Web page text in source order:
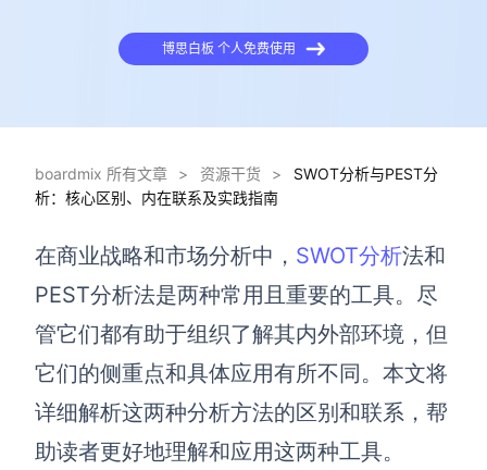
博思白板SDK
博思白板离线版
博思设计
一体化产品设计工具
博思AIPPT
AI生成PPT，支持在线编辑
资源与下载
博思白板 个人免费使用
boardmix 所有文章 > 资源干货 >
SWOT分析与PEST分
析：核心区别、内在联系及实践指南
在商业战略和市场分析中， SWOT分析法和
PEST分析法是两种常用且重要的工具。尽
管它们都有助于组织了解其内外部环境，但
它们的侧重点和具体应用有所不同。本文将
详细解析这两种分析方法的区别和联系，帮
助读者更好地理解和应用这两种工具。